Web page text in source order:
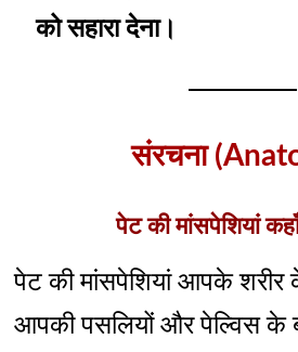
को सहारा देना।
संरचना
पेट की मांसपेशियां
पेट की मांसपेशियां आपके
आपकी पसलियों और पेल्विस के